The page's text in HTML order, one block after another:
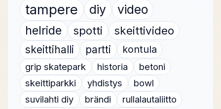
tampere
diy video
helride spotti skeittivideo
skeittihalli partti kontula
grip skatepark historia
betoni
skeittiparkki
yhdistys
bowl
suvilahti diy
brändi rullalautaliitto